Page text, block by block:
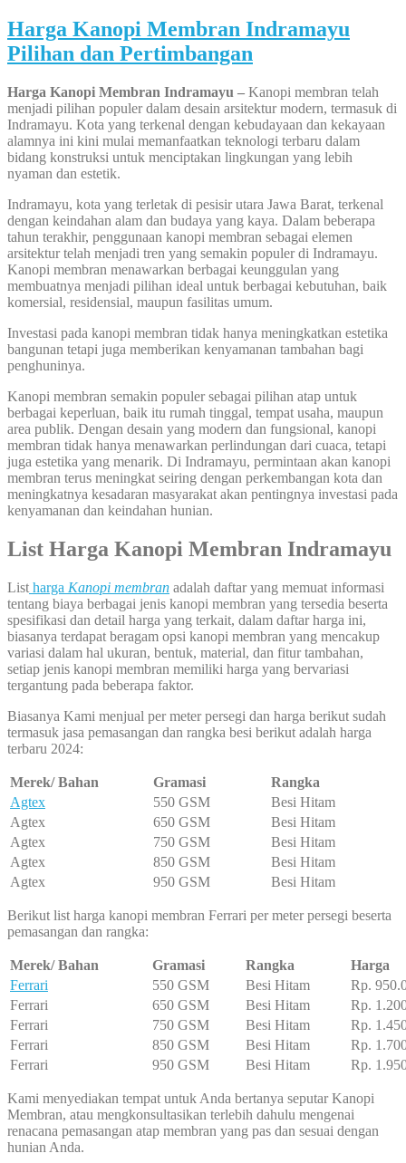
Harga Kanopi Membran Indramayu
Pilihan dan Pertimbangan
Harga Kanopi Membran Indramayu – Kanopi membran telah
menjadi pilihan populer dalam desain arsitektur modern, termasuk di
Indramayu. Kota yang terkenal dengan kebudayaan dan kekayaan
alamnya ini kini mulai memanfaatkan teknologi terbaru dalam
bidang konstruksi untuk menciptakan lingkungan yang lebih
nyaman dan estetik.
Indramayu, kota yang terletak di pesisir utara Jawa Barat, terkenal
dengan keindahan alam dan budaya yang kaya. Dalam beberapa
tahun terakhir, penggunaan kanopi membran sebagai elemen
arsitektur telah menjadi tren yang semakin populer di Indramayu.
Kanopi membran menawarkan berbagai keunggulan yang
membuatnya menjadi pilihan ideal untuk berbagai kebutuhan, baik
komersial, residensial, maupun fasilitas umum.
Investasi pada kanopi membran tidak hanya meningkatkan estetika
bangunan tetapi juga memberikan kenyamanan tambahan bagi
penghuninya.
Kanopi membran semakin populer sebagai pilihan atap untuk
berbagai keperluan, baik itu rumah tinggal, tempat usaha, maupun
area publik. Dengan desain yang modern dan fungsional, kanopi
membran tidak hanya menawarkan perlindungan dari cuaca, tetapi
juga estetika yang menarik. Di Indramayu, permintaan akan kanopi
membran terus meningkat seiring dengan perkembangan kota dan
meningkatnya kesadaran masyarakat akan pentingnya investasi pada
kenyamanan dan keindahan hunian.
List Harga Kanopi Membran Indramayu
List harga Kanopi membran adalah daftar yang memuat informasi
tentang biaya berbagai jenis kanopi membran yang tersedia beserta
spesifikasi dan detail harga yang terkait, dalam daftar harga ini,
biasanya terdapat beragam opsi kanopi membran yang mencakup
variasi dalam hal ukuran, bentuk, material, dan fitur tambahan,
setiap jenis kanopi membran memiliki harga yang bervariasi
tergantung pada beberapa faktor.
Biasanya Kami menjual per meter persegi dan harga berikut sudah
termasuk jasa pemasangan dan rangka besi berikut adalah harga
terbaru 2024:
Merek/ Bahan Gramasi
Rangka
Agtex
550 GSM
Besi Hitam
Agtex
650 GSM
Besi Hitam
Agtex
750 GSM
Besi Hitam
Agtex
850 GSM
Besi Hitam
Agtex
950 GSM Besi Hitam
Berikut list harga kanopi membran Ferrari per meter persegi beserta
pemasangan dan rangka:
Merek/ Bahan Gramasi Rangka
Harga
Ferrari
550 GSM Besi Hitam
Rp.
Ferrari
650 GSM Besi Hitam
Rp.
Ferrari
750 GSM Besi Hitam
Rp.
Ferrari
850 GSM Besi Hitam
Rp.
Ferrari
950 GSM Besi Hitam Rp.
Kami menyediakan tempat untuk Anda bertanya seputar Kanopi
Membran, atau mengkonsultasikan terlebih dahulu mengenai
renacana pemasangan atap membran yang pas dan sesuai dengan
hunian Anda.